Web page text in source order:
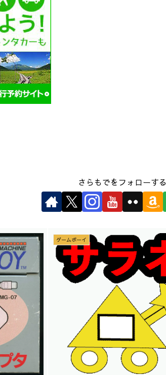
さらもでをフォローする
ゲームボーイ